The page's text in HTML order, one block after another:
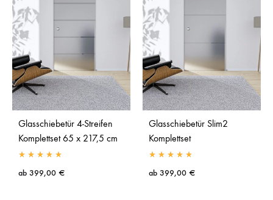
Glasschiebetür 4-Streifen
Komplettset 65 x 217,5 cm
ab 399,00 €
Glasschiebetür Slim2
Komplettset
ab 399,00 €